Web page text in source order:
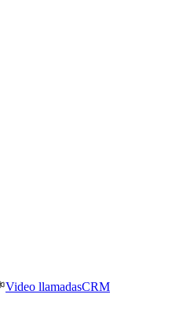
Video llamadasCRM